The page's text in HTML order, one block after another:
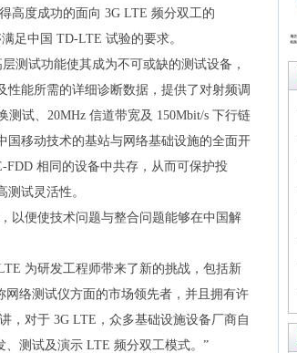
高度成功的面向 3G LTE 频分双工的
足中国 TD-LTE 试验的要求。
测试功能使其成为不可或缺的测试设备，
能所需的详细诊断数据，提供了对射频调
试、20MHz 信道带宽及 150Mbit/s 下行链
国移动技术的基站与网络基础设施的全面开
相同的设备中共存，从而可保护投
试灵活性。
以便使技术问题与整合问题能够在中国解
为研发工程师带来了新的挑战，包括新
络测试仪方面的市场领先者，并且拥有许
，对于 3G LTE，众多基础设施设备厂商自
、测试及演示 LTE 频分双工模式。”